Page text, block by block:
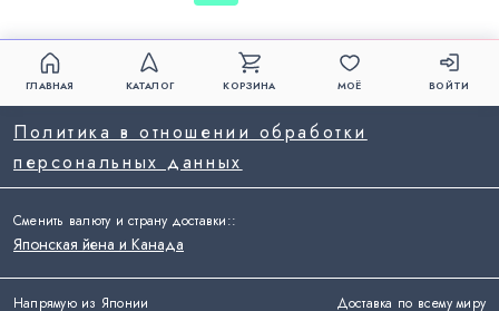
ГЛАВНАЯ КАТАЛОГ КОРЗИНА МОЁ ВОЙТИ
Напрямую из Японии
Доставка по всему миру
Политика в отношении обработки
персональных данных
Сменить валюту и страну доставки::
Японская йена и Канада